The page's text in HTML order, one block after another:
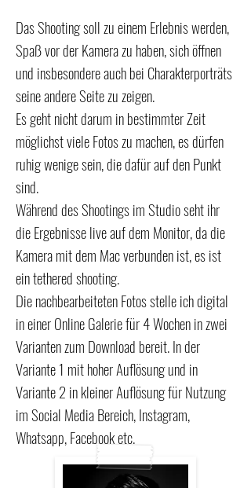
Das Shooting soll zu einem Erlebnis werden,
Spaß vor der Kamera zu haben, sich öffnen
und insbesondere auch bei Charakterporträts
seine andere Seite zu zeigen.
Es geht nicht darum in bestimmter Zeit
möglichst viele Fotos zu machen, es dürfen
ruhig wenige sein, die dafür auf den Punkt
sind.
Während des Shootings im Studio seht ihr
die Ergebnisse live auf dem Monitor, da die
Kamera mit dem Mac verbunden ist, es ist
ein tethered shooting.
Die nachbearbeiteten Fotos stelle ich digital
in einer Online Galerie für 4 Wochen in zwei
Varianten zum Download bereit. In der
Variante 1 mit hoher Auflösung und in
Variante 2 in kleiner Auflösung für Nutzung
im Social Media Bereich, Instagram,
Whatsapp, Facebook etc.